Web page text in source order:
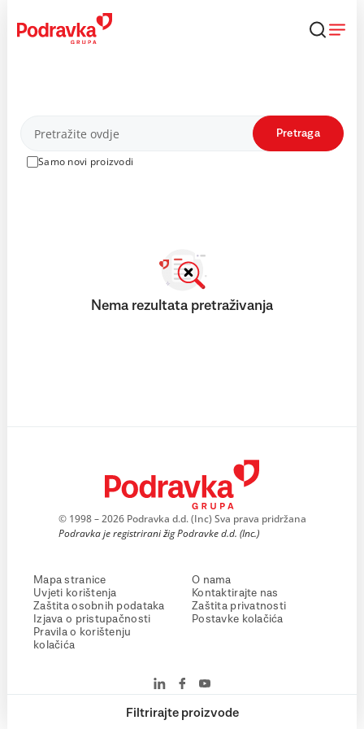
content
Proizvodi
Samo novi proizvodi
Pretraga
Filtrirajte proizvode
Nema rezultata pretraživanja
© 1998 – 2026 Podravka d.d. (Inc) Sva prava pridržana
Podravka je registrirani žig Podravke d.d. (Inc.)
Mapa stranice
Uvjeti korištenja
Zaštita osobnih podataka
Izjava o pristupačnosti
Pravila o korištenju
kolačića
O nama
Kontaktirajte nas
Zaštita privatnosti
Postavke kolačića